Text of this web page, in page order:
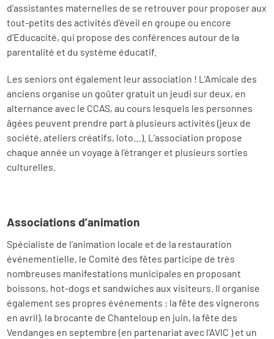
d’assistantes maternelles de se retrouver pour proposer aux
tout-petits des activités d’éveil en groupe ou encore
d’Educacité, qui propose des conférences autour de la
parentalité et du système éducatif.
Les seniors ont également leur association ! L’Amicale des
anciens organise un goûter gratuit un jeudi sur deux, en
alternance avec le CCAS, au cours lesquels les personnes
âgées peuvent prendre part à plusieurs activités (jeux de
société, ateliers créatifs, loto…). L’association propose
chaque année un voyage à l’étranger et plusieurs sorties
culturelles.
Associations d’animation
Spécialiste de l’animation locale et de la restauration
événementielle, le Comité des fêtes participe de très
nombreuses manifestations municipales en proposant
boissons, hot-dogs et sandwiches aux visiteurs. Il organise
également ses propres événements : la fête des vignerons
en avril), la brocante de Chanteloup en juin, la fête des
Vendanges en septembre (en partenariat avec l’AVIC ) et un